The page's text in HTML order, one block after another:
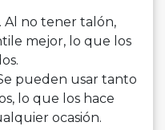
Al no tener talón,
mejor, lo que los
pueden usar tanto
lo que los hace
ocasión.